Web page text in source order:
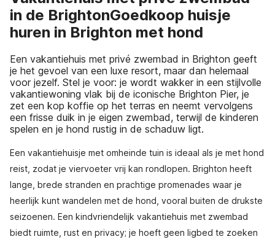
in de BrightonGoedkoop huisje
huren in Brighton met hond
Een vakantiehuis met privé zwembad in Brighton geeft
je het gevoel van een luxe resort, maar dan helemaal
voor jezelf. Stel je voor: je wordt wakker in een stijlvolle
vakantiewoning vlak bij de iconische Brighton Pier, je
zet een kop koffie op het terras en neemt vervolgens
een frisse duik in je eigen zwembad, terwijl de kinderen
spelen en je hond rustig in de schaduw ligt.
Een vakantiehuisje met omheinde tuin is ideaal als je met hond
reist, zodat je viervoeter vrij kan rondlopen. Brighton heeft
lange, brede stranden en prachtige promenades waar je
heerlijk kunt wandelen met de hond, vooral buiten de drukste
seizoenen. Een kindvriendelijk vakantiehuis met zwembad
biedt ruimte, rust en privacy; je hoeft geen ligbed te zoeken